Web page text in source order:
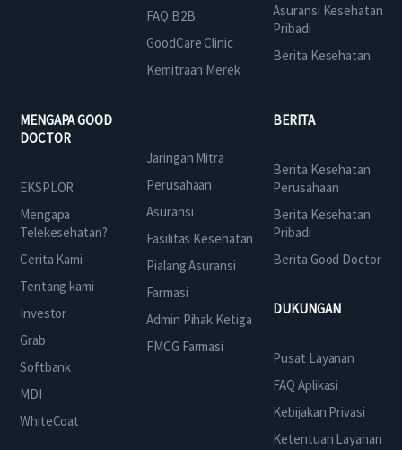
FAQ B2B
GoodCare Clinic
Kemitraan Merek
Asuransi Kesehatan
Pribadi
Berita Kesehatan
MENGAPA GOOD
DOCTOR
EKSPLOR
Mengapa
Telekesehatan?
Cerita Kami
Tentang kami
Investor
Grab
Softbank
MDI
WhiteCoat
Jaringan Mitra
Perusahaan
Asuransi
Fasilitas Kesehatan
Pialang Asuransi
Farmasi
Admin Pihak Ketiga
FMCG Farmasi
BERITA
Berita Kesehatan
Perusahaan
Berita Kesehatan
Pribadi
Berita Good Doctor
DUKUNGAN
Pusat Layanan
FAQ Aplikasi
Kebijakan Privasi
Ketentuan Layanan